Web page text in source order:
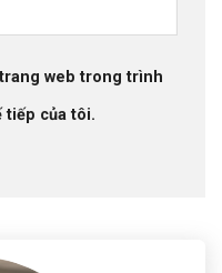
web trong trình
tiếp của tôi.